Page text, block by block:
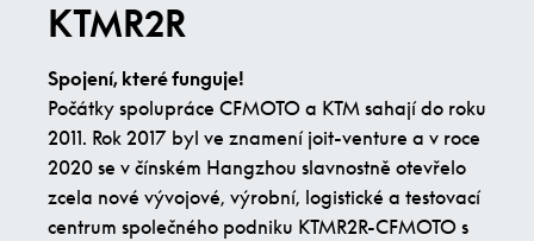
KTMR2R
Spojení, které funguje!
Počátky spolupráce CFMOTO a KTM sahají do roku
2011. Rok 2017 byl ve znamení joit-venture a v roce
2020 se v čínském Hangzhou slavnostně otevřelo
zcela nové vývojové, výrobní, logistické a testovací
centrum společného podniku KTMR2R-CFMOTO s